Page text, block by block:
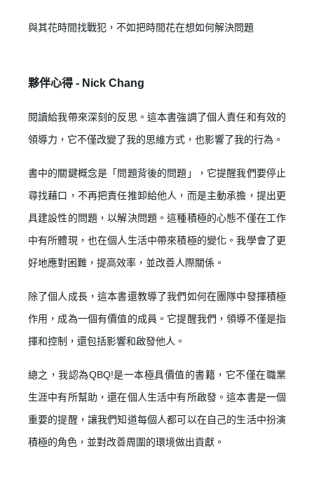
與其花時間找戰犯，不如把時間花在想如何解決問題
夥伴心得 - Nick Chang
閱讀給我帶來深刻的反思。這本書強調了個人責任和有效的
領導力，它不僅改變了我的思維方式，也影響了我的行為。
書中的關鍵概念是「問題背後的問題」，它提醒我們要停止
尋找藉口，不再把責任推卸給他人，而是主動承擔，提出更
具建設性的問題，以解決問題。這種積極的心態不僅在工作
中有所體現，也在個人生活中帶來積極的變化。我學會了更
好地應對困難，提高效率，並改善人際關係。
除了個人成長，這本書還教導了我們如何在團隊中發揮積極
作用，成為一個有價值的成員。它提醒我們，領導不僅是指
揮和控制，還包括影響和啟發他人。
總之，我認為QBQ!是一本極具價值的書籍，它不僅在職業
生涯中有所幫助，還在個人生活中有所啟發。這本書是一個
重要的提醒，讓我們知道每個人都可以在自己的生活中扮演
積極的角色，並對改善周圍的環境做出貢獻。